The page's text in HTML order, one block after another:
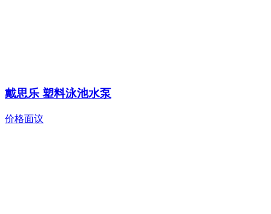
戴思乐 塑料泳池水泵
价格面议